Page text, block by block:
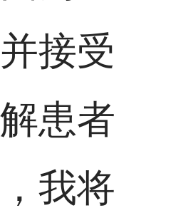
接受
患者
我将